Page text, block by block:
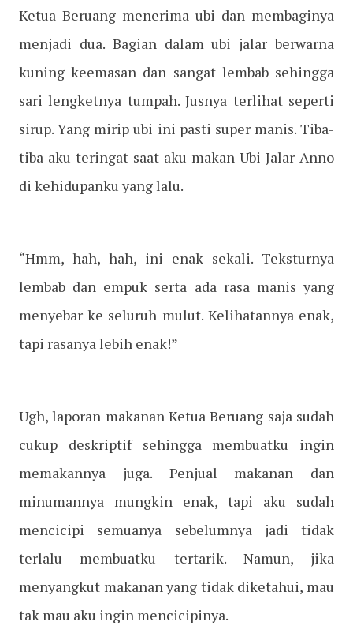
Ketua Beruang menerima ubi dan membaginya
menjadi dua. Bagian dalam ubi jalar berwarna
kuning keemasan dan sangat lembab sehingga
sari lengketnya tumpah. Jusnya terlihat seperti
sirup. Yang mirip ubi ini pasti super manis. Tiba-
tiba aku teringat saat aku makan Ubi Jalar Anno
di kehidupanku yang lalu.
“Hmm, hah, hah, ini enak sekali. Teksturnya
lembab dan empuk serta ada rasa manis yang
menyebar ke seluruh mulut. Kelihatannya enak,
tapi rasanya lebih enak!”
Ugh, laporan makanan Ketua Beruang saja sudah
cukup deskriptif sehingga membuatku ingin
memakannya juga. Penjual makanan dan
minumannya mungkin enak, tapi aku sudah
mencicipi semuanya sebelumnya jadi tidak
terlalu membuatku tertarik. Namun, jika
menyangkut makanan yang tidak diketahui, mau
tak mau aku ingin mencicipinya.